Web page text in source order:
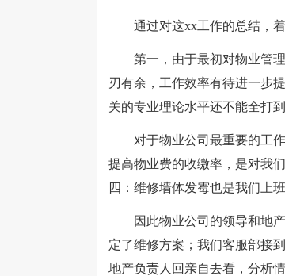
通过对这xx工作的总结，着
第一，由于最初对物业管理
刃有余，工作效率有待进一步
关的专业理论水平还不能全打
对于物业公司最重要的工作
提高物业费的收缴率，是对我
四：维修墙体发霉也是我们上
因此物业公司的领导和地产
定了维修方案；我们客服部接
地产负责人回亲自去看，分析